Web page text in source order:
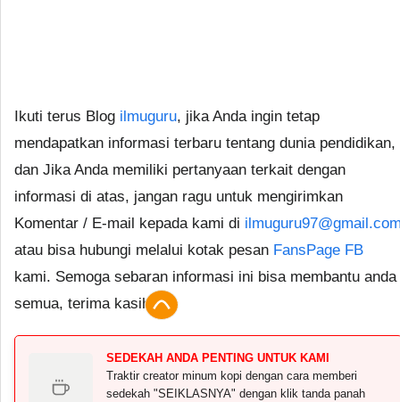
Ikuti terus Blog ilmuguru, jika Anda ingin tetap
mendapatkan informasi terbaru tentang dunia pendidikan,
dan Jika Anda memiliki pertanyaan terkait dengan
informasi di atas, jangan ragu untuk mengirimkan
Komentar / E-mail kepada kami di
atau bisa hubungi melalui kotak pesan FansPage FB
kami. Semoga sebaran informasi ini bisa membantu anda
semua, terima kasih.
SEDEKAH ANDA PENTING UNTUK KAMI
Traktir creator minum kopi dengan cara memberi
sedekah "SEIKLASNYA" dengan klik tanda panah